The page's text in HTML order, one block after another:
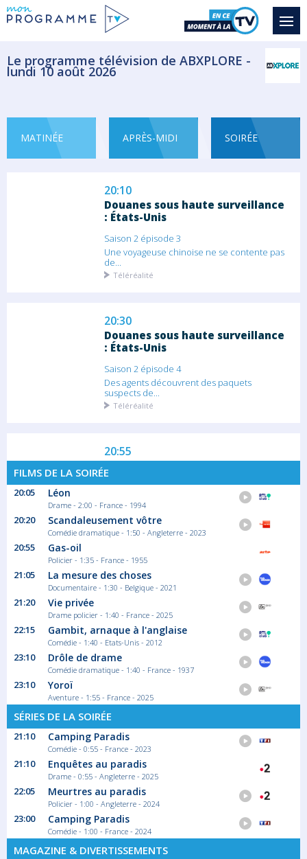
Le programme télévision de ABXPLORE -
lundi 10 août 2026
MATINÉE APRÈS-MIDI SOIRÉE
Téléréalité
19:40
Douanes sous haute surveillance
Les agents trouvent une faille dans le plan
d'une...
Téléréalité
20:10
Douanes sous haute surveillance
: États-Unis
Saison 2 épisode 3
Une voyageuse chinoise ne se contente pas
de...
Téléréalité
20:30
Douanes sous haute surveillance
: États-Unis
Saison 2 épisode 4
Des agents découvrent des paquets
suspects de...
Téléréalité
20:55
Harmon est un responsable de la CIA qui
Téléfilm Action
22:30
Témoin à abattre
Une équipe d'agents d'élite de la DEA
Téléfilm Action
00:10
Colisée, une histoire
Saison 1 épisode 1
Cette série raconte, à travers l'histoire...
Série documentaire Historique
01:00
Colisée, une histoire
monumentale
Saison 1 épisode 2
En 83 après Jésus-Christ, soit trois ans
après...
FILMS DE LA SOIRÉE
20:05 Léon
Drame - 2:00 - France - 1994
20:20 Scandaleusement vôtre
Comédie dramatique - 1:50 - Angleterre - 2023
20:55 Gas-oil
Policier - 1:35 - France - 1955
21:05 La mesure des choses
Documentaire - 1:30 - Belgique - 2021
21:20 Vie privée
Drame policier - 1:40 - France - 2025
22:15 Gambit, arnaque à l'anglaise
Comédie - 1:40 - Etats-Unis - 2012
23:10 Drôle de drame
Comédie dramatique - 1:40 - France - 1937
23:10 Yoroï
Aventure - 1:55 - France - 2025
SÉRIES DE LA SOIRÉE
21:10 Camping Paradis
Comédie - 0:55 - France - 2023
21:10 Enquêtes au paradis
Drame - 0:55 - Angleterre - 2025
22:05 Meurtres au paradis
Policier - 1:00 - Angleterre - 2024
23:00 Camping Paradis
Comédie - 1:00 - France - 2024
MAGAZINE & DIVERTISSEMENTS